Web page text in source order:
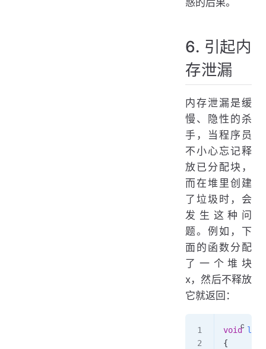
6. 引起内
存泄漏
内存泄漏是缓
慢、隐性的杀
手，当程序员
不小心忘记释
放已分配块，
而在堆里创建
了垃圾时，会
发生这种问
题。例如，下
面的函数分配
了一个堆块
x，然后不释放
它就返回：
void leak
{